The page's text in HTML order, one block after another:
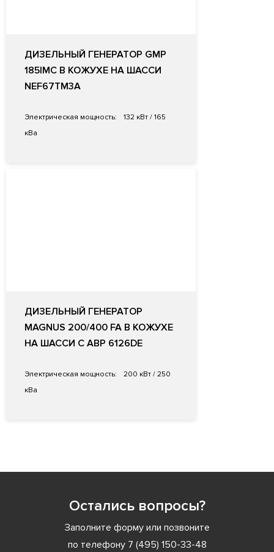
ДИЗЕЛЬНЫЙ ГЕНЕРАТОР GMP
185IMC В КОЖУХЕ НА ШАССИ
NEF67TM3A
Электрическая мощность:
132 кВт / 165
кВа
ДИЗЕЛЬНЫЙ ГЕНЕРАТОР
MAGNUS 200/400 FA В КОЖУХЕ
НА ШАССИ С АВР 6126DE
Электрическая мощность:
200 кВт / 250
кВа
Остались вопросы?
Заполните форму или позвоните
по телефону 7 (495) 150-33-48